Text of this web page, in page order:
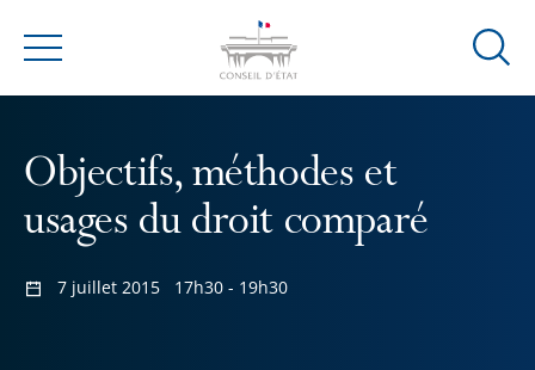
Menu
Ouvrir
Objectifs, méthodes et
usages du droit comparé
7 juillet 2015 17h30 - 19h30